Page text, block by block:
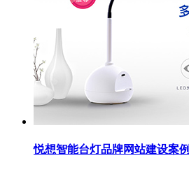
悦想智能台灯品牌网站建设案例